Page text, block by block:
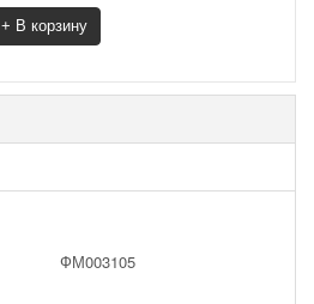
+ В корзину
ФМ003105